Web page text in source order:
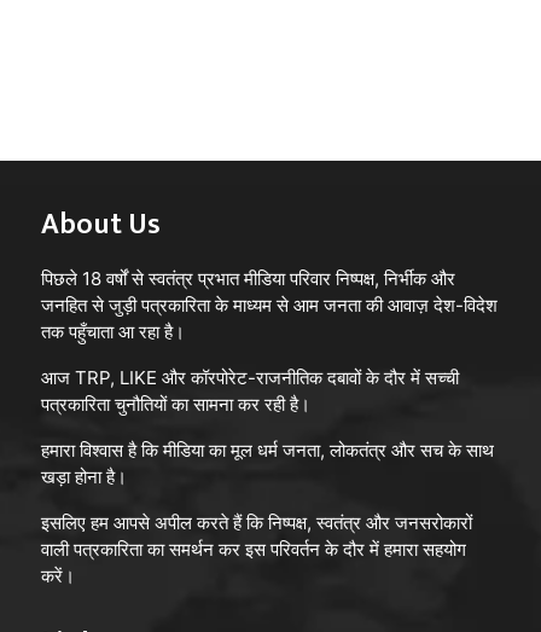
About Us
पिछले 18 वर्षों से स्वतंत्र प्रभात मीडिया परिवार निष्पक्ष, निर्भीक और
जनहित से जुड़ी पत्रकारिता के माध्यम से आम जनता की आवाज़ देश-विदेश
तक पहुँचाता आ रहा है।
आज TRP, LIKE और कॉरपोरेट-राजनीतिक दबावों के दौर में सच्ची
पत्रकारिता चुनौतियों का सामना कर रही है।
हमारा विश्वास है कि मीडिया का मूल धर्म जनता, लोकतंत्र और सच के साथ
खड़ा होना है।
इसलिए हम आपसे अपील करते हैं कि निष्पक्ष, स्वतंत्र और जनसरोकारों
वाली पत्रकारिता का समर्थन कर इस परिवर्तन के दौर में हमारा सहयोग
करें।